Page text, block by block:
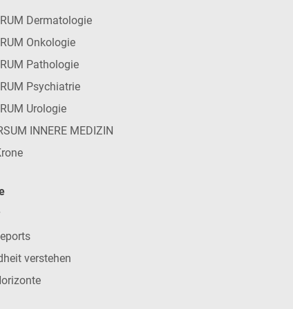
Dermatologie
Onkologie
Pathologie
Psychiatrie
Urologie
INNERE MEDIZIN
verstehen